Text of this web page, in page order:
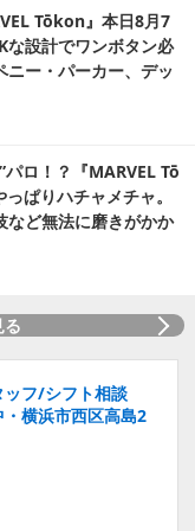
Tōkon』本日8月7
な設計でワンボタン必
ー・パーカー、デッ
ロ！？『MARVEL Tō
ぱりハチャメチャ。
など無法に磨きがかか
る
ッフ/シフト相談
横浜市西区高島2